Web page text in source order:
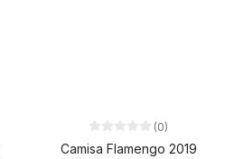
(0)
Camisa Flamengo 2019